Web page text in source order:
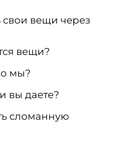
свои вещи через
вещи?
мы?
вы даете?
сломанную